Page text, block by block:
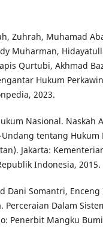
Zuhrah, Muhamad
Muharman,
Qurtubi, Akhmad
Hukum
2023.
Nasional. Naskah
tentang Hukum
Jakarta:
Indonesia, 2015.
Dani Somantri,
Perceraian Dalam
Penerbit Mangku